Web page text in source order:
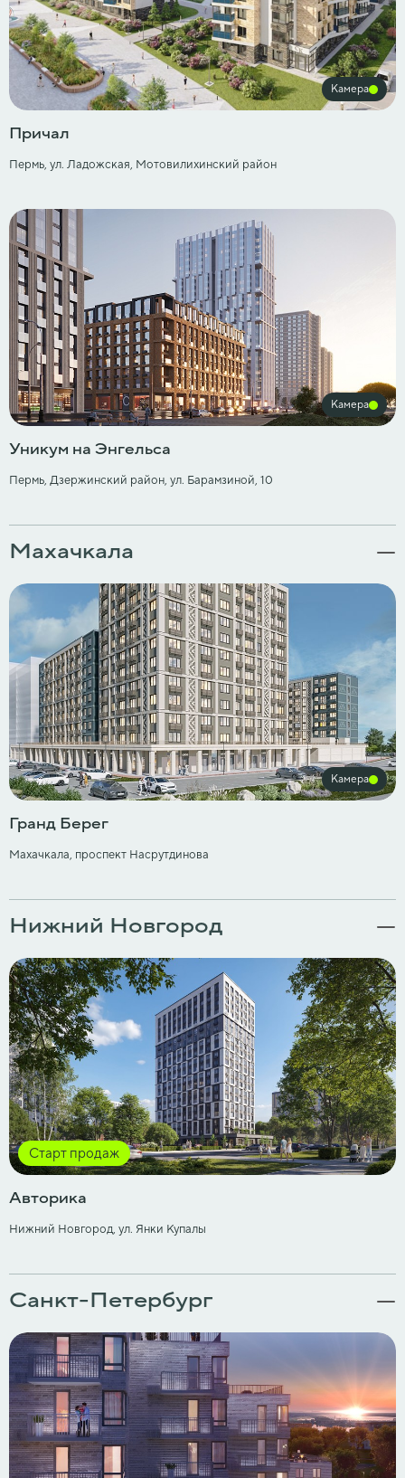
Камера
Причал
Пермь, ул. Ладожская, Мотовилихинский район
Камера
Уникум на Энгельса
Пермь, Дзержинский район, ул. Барамзиной, 10
Махачкала
Камера
Гранд Берег
Махачкала, проспект Насрутдинова
Нижний Новгород
Старт продаж
Авторика
Нижний Новгород, ул. Янки Купалы
Санкт-Петербург